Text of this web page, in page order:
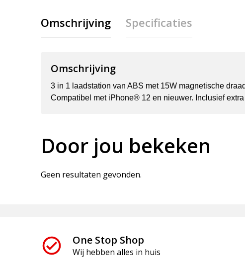
Omschrijving Specificaties
Omschrijving
3 in 1 laadstation van ABS met 15W magnetische
Compatibel met iPhone® 12 en nieuwer. Inclusief
Door jou bekeken
Geen resultaten gevonden.
One Stop Shop
Wij hebben alles in huis